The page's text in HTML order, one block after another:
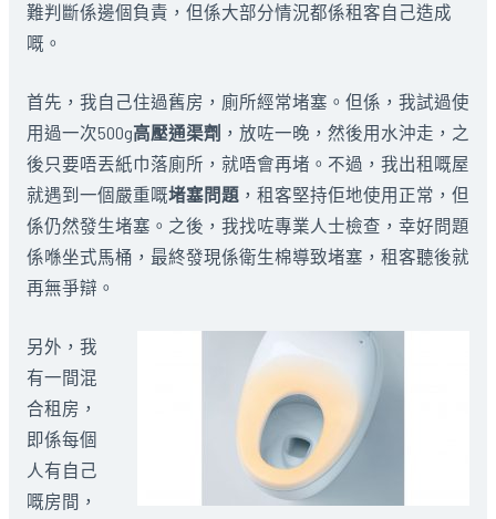
難判斷係邊個負責，但係大部分情況都係租客自己造成
嘅。
首先，我自己住過舊房，廁所經常堵塞。但係，我試過使
用過一次500g高壓通渠劑 ，放咗一晚，然後用水沖走，之
後只要唔丟紙巾落廁所，就唔會再堵。不過，我出租嘅屋
就遇到一個嚴重嘅堵塞問題，租客堅持佢地使用正常，但
係仍然發生堵塞。之後，我找咗專業人士檢查，幸好問題
係喺坐式馬桶，最終發現係衛生棉導致堵塞，租客聽後就
再無爭辯。
另外，我
有一間混
合租房，
即係每個
人有自己
嘅房間，